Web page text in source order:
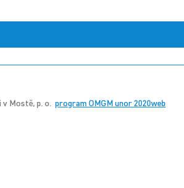
Mostě, p. o. program OMGM unor 2020web